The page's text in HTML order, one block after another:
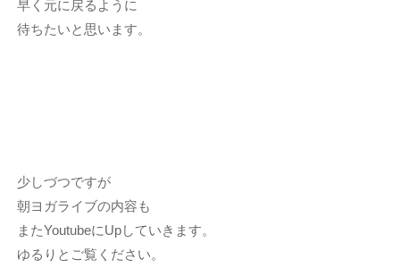
早く元に戻るように
待ちたいと思います。
少しづつですが
朝ヨガライブの内容も
またYoutubeにUpしていきます。
ゆるりとご覧ください。